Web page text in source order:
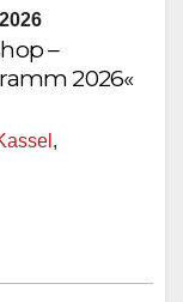
–
2026«
,